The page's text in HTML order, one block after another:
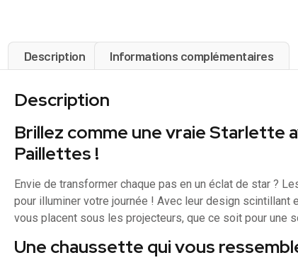
Description Informations complémentaires
Description
Brillez comme une vraie Starlette
Paillettes !
Envie de transformer chaque pas en un éclat de star ?
pour illuminer votre journée ! Avec leur design
vous placent sous les projecteurs, que ce soit pour une
Une chaussette qui vous